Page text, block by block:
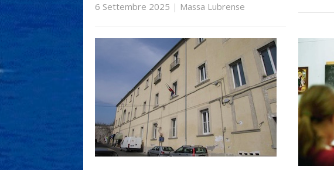
6 Settembre 2025 | Massa Lubrense